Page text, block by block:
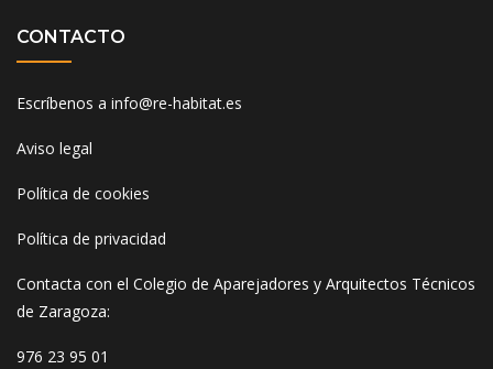
CONTACTO
Escríbenos a info@re-habitat.es
Aviso legal
Política de cookies
Política de privacidad
Contacta con el Colegio de Aparejadores y Arquitectos Técnicos
de Zaragoza:
976 23 95 01